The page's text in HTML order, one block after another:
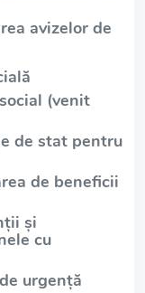
avizelor de
(venit
de stat pentru
de beneficii
și
cu
urgență